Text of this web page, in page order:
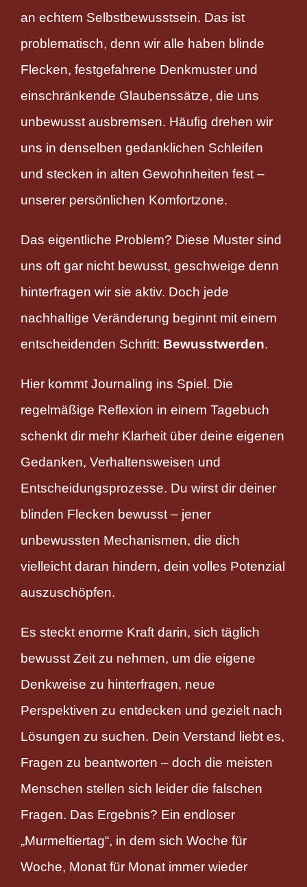
an echtem Selbstbewusstsein. Das ist
problematisch, denn wir alle haben blinde
Flecken, festgefahrene Denkmuster und
einschränkende Glaubenssätze, die uns
unbewusst ausbremsen. Häufig drehen wir
uns in denselben gedanklichen Schleifen
und stecken in alten Gewohnheiten fest –
unserer persönlichen Komfortzone.
Das eigentliche Problem? Diese Muster sind
uns oft gar nicht bewusst, geschweige denn
hinterfragen wir sie aktiv. Doch jede
nachhaltige Veränderung beginnt mit einem
entscheidenden Schritt: Bewusstwerden.
Hier kommt Journaling ins Spiel. Die
regelmäßige Reflexion in einem Tagebuch
schenkt dir mehr Klarheit über deine eigenen
Gedanken, Verhaltensweisen und
Entscheidungsprozesse. Du wirst dir deiner
blinden Flecken bewusst – jener
unbewussten Mechanismen, die dich
vielleicht daran hindern, dein volles Potenzial
auszuschöpfen.
Es steckt enorme Kraft darin, sich täglich
bewusst Zeit zu nehmen, um die eigene
Denkweise zu hinterfragen, neue
Perspektiven zu entdecken und gezielt nach
Lösungen zu suchen. Dein Verstand liebt es,
Fragen zu beantworten – doch die meisten
Menschen stellen sich leider die falschen
Fragen. Das Ergebnis? Ein endloser
„Murmeltiertag“, in dem sich Woche für
Woche, Monat für Monat immer wieder